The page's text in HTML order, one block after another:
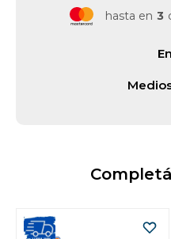
hasta en 3